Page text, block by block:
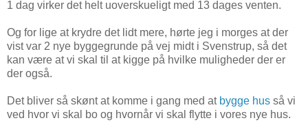
1 dag virker det helt uoverskueligt med 13 dages venten.
Og for lige at krydre det lidt mere, hørte jeg i morges at der
vist var 2 nye byggegrunde på vej midt i Svenstrup, så det
kan være at vi skal til at kigge på hvilke muligheder der er
der også.
Det bliver så skønt at komme i gang med at bygge hus så vi
ved hvor vi skal bo og hvornår vi skal flytte i vores nye hus.